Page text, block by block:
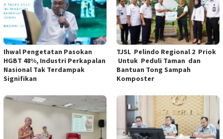
Ihwal Pengetatan Pasokan
HGBT 48%, Industri Perkapalan
Nasional Tak Terdampak
Signifikan
TJSL Pelindo Regional 2 Priok
Untuk Peduli Taman dan
Bantuan Tong Sampah
Komposter